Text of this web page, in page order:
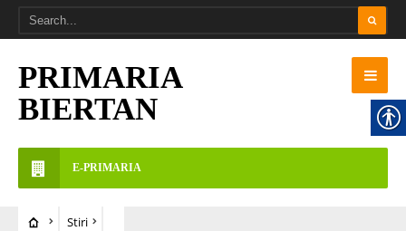
PRIMARIA
BIERTAN
E-PRIMARIA
Stiri